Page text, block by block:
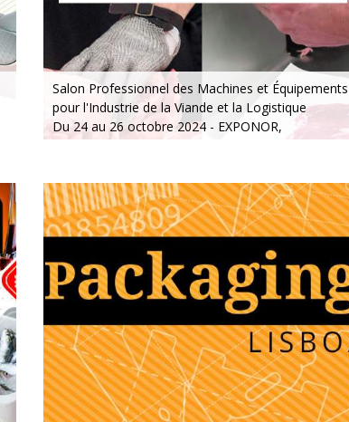
Salon Professionnel des Machines et Équipements
pour l'Industrie de la Viande et la Logistique
Du 24 au 26 octobre 2024 - EXPONOR,